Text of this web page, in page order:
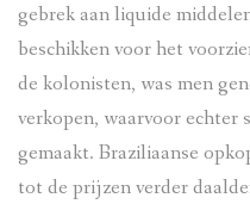
gebrek aan liquide
beschikken voor het
de kolonisten, was men
verkopen, waarvoor echter
gemaakt. Braziliaanse
tot de prijzen verder